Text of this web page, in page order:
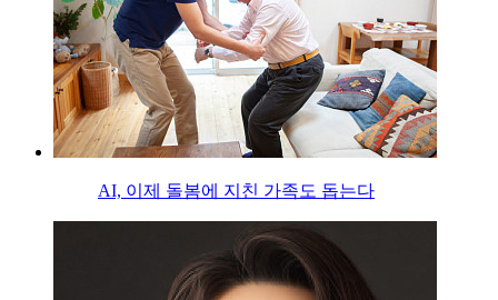
AI, 이제 돌봄에 지친 가족도 돕는다